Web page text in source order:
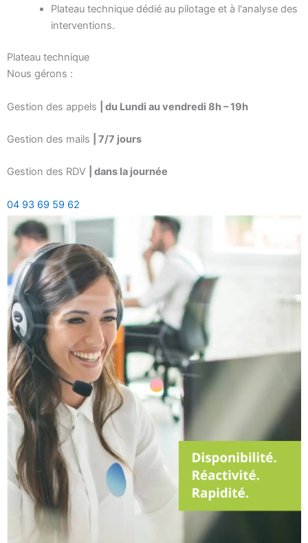
Plateau technique dédié au pilotage et à l'analyse des
interventions.
Plateau technique
Nous gérons :
Gestion des appels | du Lundi au vendredi 8h – 19h
Gestion des mails | 7/7 jours
Gestion des RDV | dans la journée
04 93 69 59 62